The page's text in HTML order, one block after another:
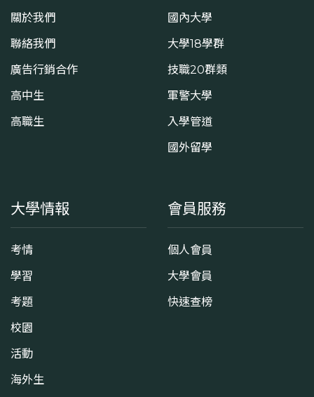
關於我們
聯絡我們
廣告行銷合作
高中生
高職生
國內大學
大學18學群
技職20群類
軍警大學
入學管道
國外留學
大學情報
考情
學習
考題
校園
活動
海外生
會員服務
個人會員
大學會員
快速查榜